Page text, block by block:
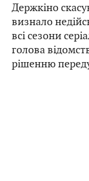
Держкіно
визнало
всі сезони
голова
рішенню